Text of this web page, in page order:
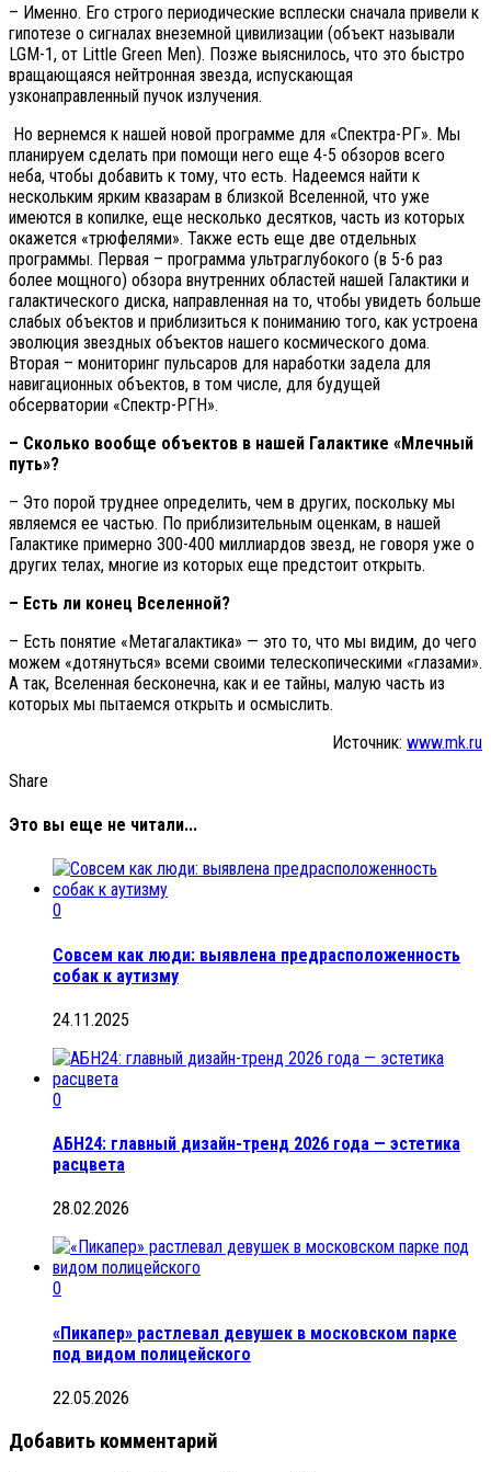
– Именно. Его строго периодические всплески сначала привели к
гипотезе о сигналах внеземной цивилизации (объект называли
LGM-1, от Little Green Men). Позже выяснилось, что это быстро
вращающаяся нейтронная звезда, испускающая
узконаправленный пучок излучения.
Но вернемся к нашей новой программе для «Спектра-РГ». Мы
планируем сделать при помощи него еще 4-5 обзоров всего
неба, чтобы добавить к тому, что есть. Надеемся найти к
нескольким ярким квазарам в близкой Вселенной, что уже
имеются в копилке, еще несколько десятков, часть из которых
окажется «трюфелями». Также есть еще две отдельных
программы. Первая – программа ультраглубокого (в 5-6 раз
более мощного) обзора внутренних областей нашей Галактики и
галактического диска, направленная на то, чтобы увидеть больше
слабых объектов и приблизиться к пониманию того, как устроена
эволюция звездных объектов нашего космического дома.
Вторая – мониторинг пульсаров для наработки задела для
навигационных объектов, в том числе, для будущей
обсерватории «Спектр-РГН».
– Сколько вообще объектов в нашей Галактике «Млечный
путь»?
– Это порой труднее определить, чем в других, поскольку мы
являемся ее частью. По приблизительным оценкам, в нашей
Галактике примерно 300-400 миллиардов звезд, не говоря уже о
других телах, многие из которых еще предстоит открыть.
– Есть ли конец Вселенной?
– Есть понятие «Метагалактика» — это то, что мы видим, до чего
можем «дотянуться» всеми своими телескопическими «глазами».
А так, Вселенная бесконечна, как и ее тайны, малую часть из
которых мы пытаемся открыть и осмыслить.
Источник: www.mk.ru
Share
Это вы еще не читали...
0
Совсем как люди: выявлена предрасположенность
собак к аутизму
24.11.2025
0
АБН24: главный дизайн-тренд 2026 года — эстетика
расцвета
28.02.2026
0
«Пикапер» растлевал девушек в московском парке
под видом полицейского
22.05.2026
Добавить комментарий